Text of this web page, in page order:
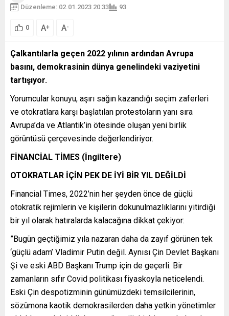
Düzenleme: 02.01.2023 20:33
93
0 A+ A-
Çalkantılarla geçen 2022 yılının ardından Avrupa
basını, demokrasinin dünya genelindeki vaziyetini
tartışıyor.
Yorumcular konuyu, aşırı sağın kazandığı seçim zaferleri
ve otokratlara karşı başlatılan protestoların yanı sıra
Avrupa’da ve Atlantik’in ötesinde oluşan yeni birlik
görüntüsü çerçevesinde değerlendiriyor.
FİNANCİAL TİMES (İngiltere)
OTOKRATLAR İÇİN PEK DE İYİ BİR YIL DEĞİLDİ
Financial Times, 2022’nin her şeyden önce de güçlü
otokratik rejimlerin ve kişilerin dokunulmazlıklarını yitirdiği
bir yıl olarak hatıralarda kalacağına dikkat çekiyor:
”Bugün geçtiğimiz yıla nazaran daha da zayıf görünen tek
‘güçlü adam’ Vladimir Putin değil. Aynısı Çin Devlet Başkanı
Şi ve eski ABD Başkanı Trump için de geçerli. Bir
zamanların sıfır Covid politikası fiyaskoyla neticelendi.
Eski Çin despotizminin günümüzdeki temsilcilerinin,
sözümona kaotik demokrasilerden daha yetkin yönetimler